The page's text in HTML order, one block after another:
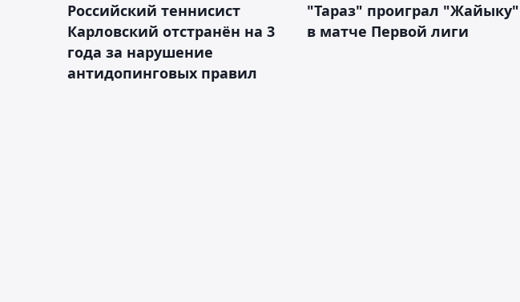
Российский теннисист
Карловский отстранён на 3
года за нарушение
антидопинговых правил
"Тараз" проиграл "Жайыку"
в матче Первой лиги